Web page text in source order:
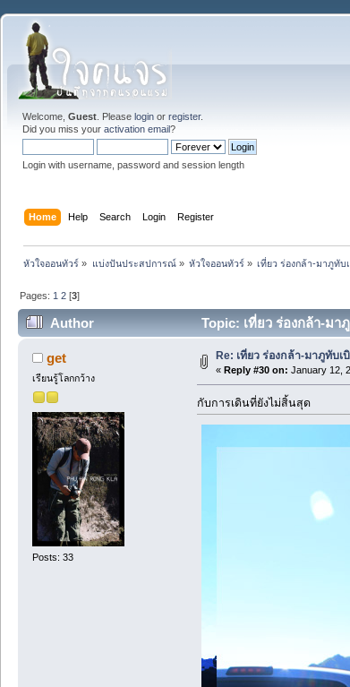
Welcome, Guest . Please login or register.
Did you miss your activation email?
Login with username, password and session length
Home Help Search Login Register
หัวใจออนทัวร์ » แบ่งปันประสปการณ์» หัวใจออนทัวร์» เที่ยว ร่องกล้า-มาภูทับ
Pages: 1 2 [3]
Author Topic: เที่ยว ร่องกล้า-ม
get
เรียนรู้โลกกว้าง
Posts: 33
Re: เที่ยว ร่องกล้า-มาภูทับ
« Reply #30 on: January 12,
กับการเดินที่ยังไม่สิ้นสุด